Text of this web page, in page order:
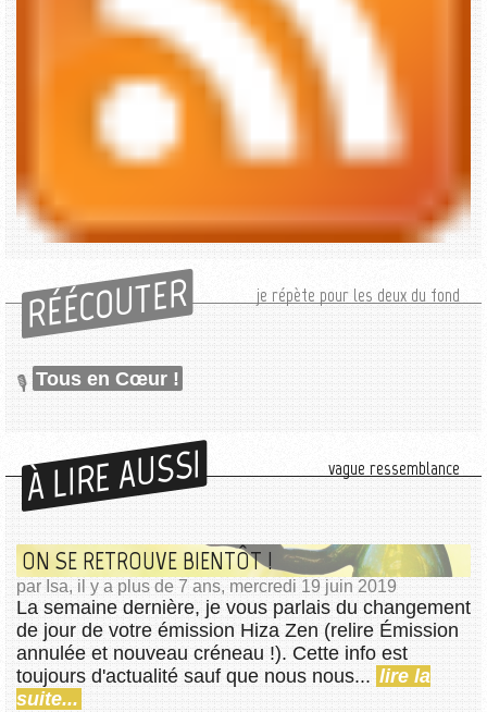
RÉÉCOUTER je répète pour les deux du fond
Tous en Cœur !
À LIRE AUSSI vague ressemblance
ON SE RETROUVE BIENTÔT !
par Isa, il y a plus de 7 ans, mercredi 19 juin 2019
La semaine dernière, je vous parlais du changement
de jour de votre émission Hiza Zen (relire Émission
annulée et nouveau créneau !). Cette info est
toujours d'actualité sauf que nous nous... lire la
suite...